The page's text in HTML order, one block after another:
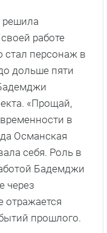
решила
работе
стал персонаж в
дольше пяти
«Прощай,
в
Османская
себя. Роль в
Бадемджи
через
отражается
прошлого.